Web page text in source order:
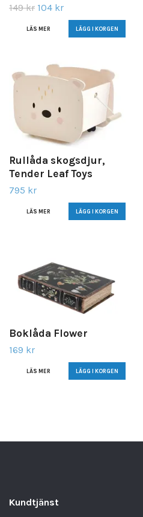
149 kr 104 kr
LÄS MER
Rullåda skogsdjur,
Tender Leaf Toys
795 kr
LÄS MER
Boklåda Flower
169 kr
LÄS MER
Kundtjänst